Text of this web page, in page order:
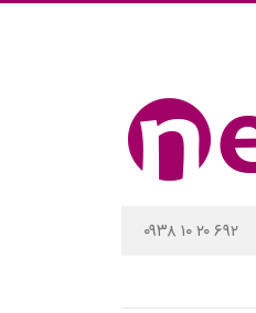
۰۹۳۸ ۱۰ ۲۰ ۶۹۲